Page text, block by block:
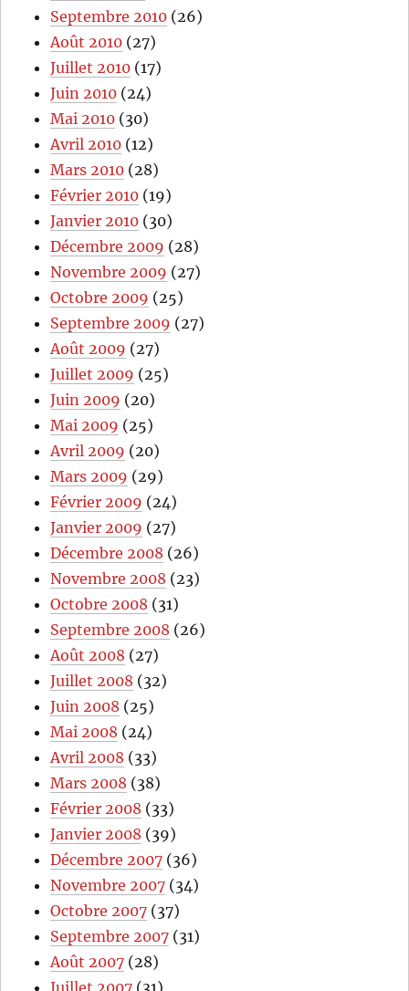
Septembre 2010 (26)
Août 2010 (27)
Juillet 2010 (17)
Juin 2010 (24)
Mai 2010 (30)
Avril 2010 (12)
Mars 2010 (28)
Février 2010 (19)
Janvier 2010 (30)
Décembre 2009 (28)
Novembre 2009 (27)
Octobre 2009 (25)
Septembre 2009 (27)
Août 2009 (27)
Juillet 2009 (25)
Juin 2009 (20)
Mai 2009 (25)
Avril 2009 (20)
Mars 2009 (29)
Février 2009 (24)
Janvier 2009 (27)
Décembre 2008 (26)
Novembre 2008 (23)
Octobre 2008 (31)
Septembre 2008 (26)
Août 2008 (27)
Juillet 2008 (32)
Juin 2008 (25)
Mai 2008 (24)
Avril 2008 (33)
Mars 2008 (38)
Février 2008 (33)
Janvier 2008 (39)
Décembre 2007 (36)
Novembre 2007 (34)
Octobre 2007 (37)
Septembre 2007 (31)
Août 2007 (28)
Juillet 2007 (31)